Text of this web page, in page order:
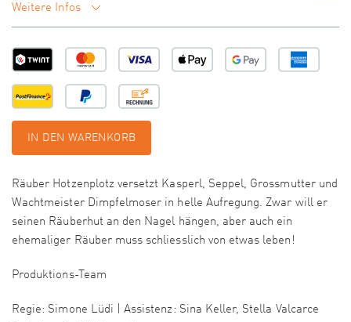
Weitere Infos
IN DEN WARENKORB
Räuber Hotzenplotz versetzt Kasperl, Seppel, Grossmutter und
Wachtmeister Dimpfelmoser in helle Aufregung. Zwar will er
seinen Räuberhut an den Nagel hängen, aber auch ein
ehemaliger Räuber muss schliesslich von etwas leben!
Produktions-Team
Regie: Simone Lüdi | Assistenz: Sina Keller, Stella Valcarce